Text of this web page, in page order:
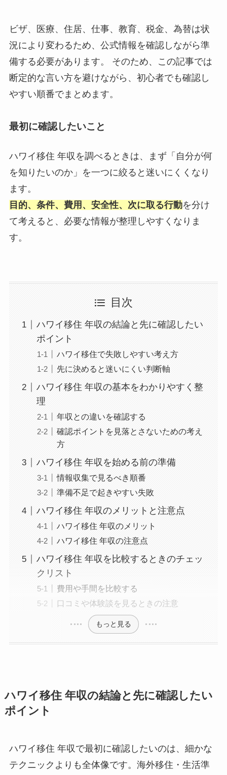
ビザ、医療、住居、仕事、教育、税金、為替は状
況により変わるため、公式情報を確認しながら準
備する必要があります。 そのため、この記事では
断定的な言い方を避けながら、初心者でも確認し
やすい順番でまとめます。
最初に確認したいこと
ハワイ移住 年収を調べるときは、まず「自分が何
を知りたいのか」を一つに絞ると迷いにくくなり
ます。
目的、条件、費用、安全性、次に取る行動を分け
て考えると、必要な情報が整理しやすくなりま
す。
目次
ハワイ移住 年収の結論と先に確認したい
ポイント
ハワイ移住で失敗しやすい考え方
先に決めると迷いにくい判断軸
ハワイ移住 年収の基本をわかりやすく整
理
年収との違いを確認する
確認ポイントを見落とさないための考え
方
ハワイ移住 年収を始める前の準備
情報収集で見るべき順番
準備不足で起きやすい失敗
ハワイ移住 年収のメリットと注意点
ハワイ移住 年収のメリット
ハワイ移住 年収の注意点
ハワイ移住 年収を比較するときのチェッ
クリスト
費用や手間を比較する
口コミや体験談を見るときの注意
もっと見る
ハワイ移住 年収の結論と先に確認したい
ポイント
ハワイ移住 年収で最初に確認したいのは、細かな
テクニックよりも全体像です。海外移住・生活準